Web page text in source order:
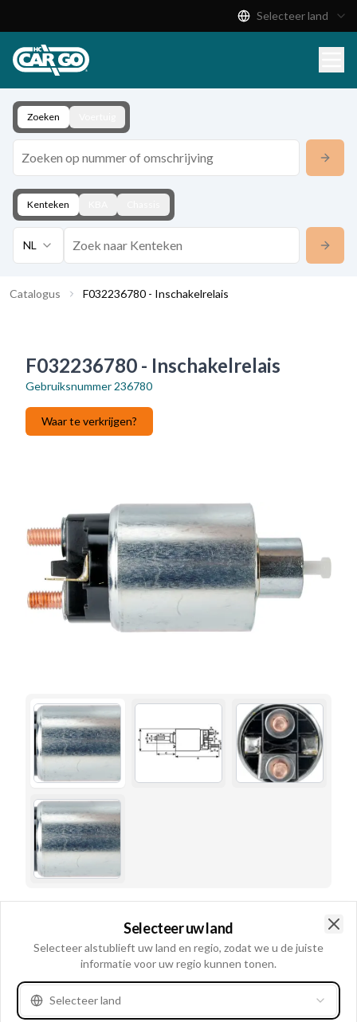
Download
Contact
Selecteer land
Zoeken
Kenteken
NL
Catalogus F032236780 - Inschakelrelais
F032236780 - Inschakelrelais
Gebruiksnummer 236780
Waar te verkrijgen?
Details en beschrijving
Volt 12, Aansluiting 50 Vlakstekker, Lengte B+ bout
16.00, Bout wikkeling aansluiting diamter M8, B+
M8x1.25, Buitendiameter 52.00, Aantal
Selecteer uw land
Selecteer alstublieft uw land en regio, zodat we u de juiste
informatie voor uw regio kunnen tonen.
Selecteer land